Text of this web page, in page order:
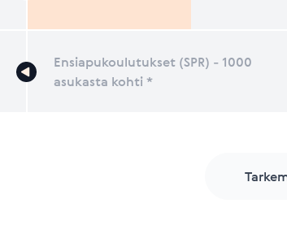
Ensiapukoulutukset (SPR) - 1000
asukasta kohti *